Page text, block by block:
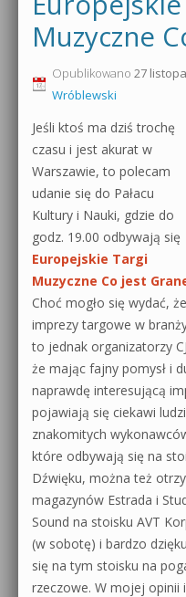
Produkcja muzyczna od
Sylenth1 od podstaw
Sound Forge od podstaw
Dubstep z syntezatorem
Kontakt 5 Kompendium
Pakiety
0dB.pl - informacje
Newsletter
Archiwum aktualności
Polityka prywatności
Regulamin
Działanie sklepu
Wyszukiwanie
Muzyczne
Opublikowano 27
Wróblewski
Jeśli ktoś ma dziś trochę
czasu i jest akurat w
Warszawie, to polecam
udanie się do Pałacu
Kultury i Nauki, gdzie do
godz. 19.00 odbywają się
Europejskie Targi
Muzyczne Co jest
Choć mogło się wydać, że
imprezy targowe w
to jednak organizatorzy
że mając fajny pomysł i
naprawdę interesującą
pojawiają się ciekawi
znakomitych
które odbywają się na
Dźwięku, można też
magazynów Estrada i
Sound na stoisku AVT
(w sobotę) i bardzo
się na tym stoisku na
rzeczowe. W mojej opinii